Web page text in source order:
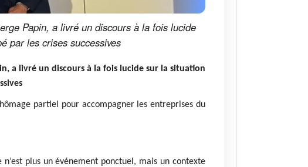
Papin, a livré un discours à la fois lucide
par les crises successives
a livré un discours à la fois lucide sur la situation
partiel pour accompagner les entreprises du
plus un événement ponctuel, mais un contexte